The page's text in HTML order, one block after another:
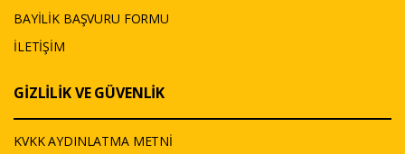
BAYİLİK BAŞVURU FORMU
İLETİŞİM
GİZLİLİK VE GÜVENLİK
KVKK AYDINLATMA METNİ